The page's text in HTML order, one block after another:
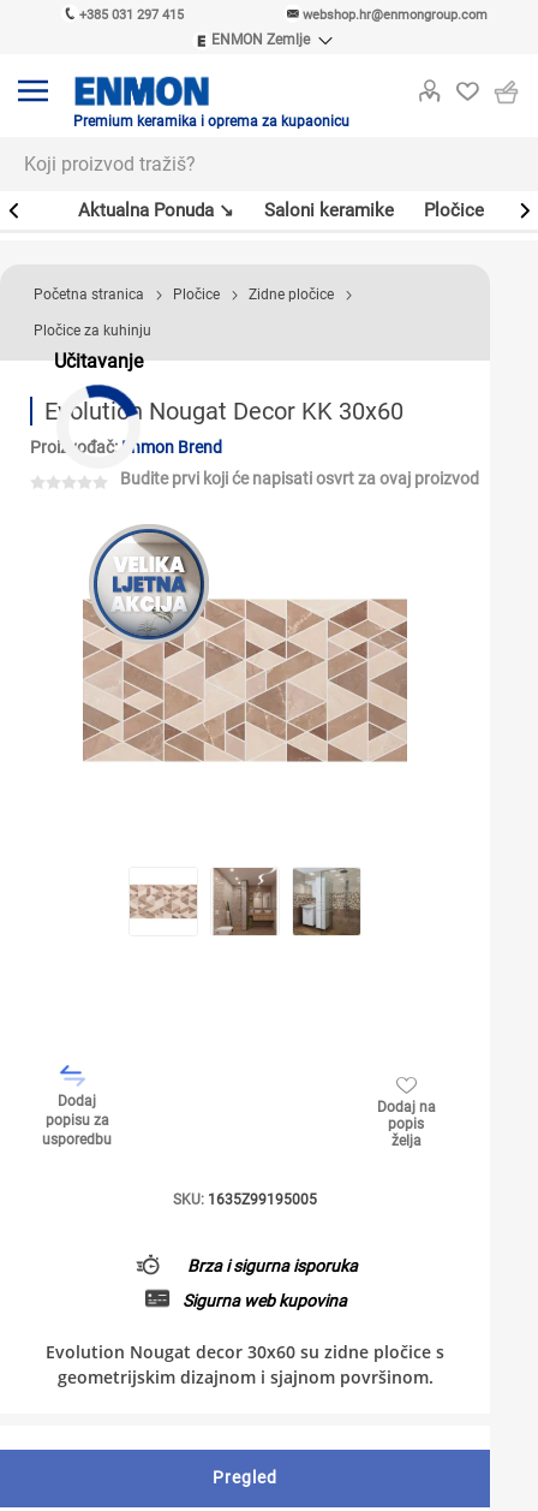
+385 031 297 415 webshop.hr@enmongroup.com
ENMON Zemlje
ENMON MKD
Premium keramika i oprema za kupaonicu
Aktualna Ponuda ↘ Saloni keramike Pločice
Učitavanje
Početna stranica Pločice Zidne pločice
Pločice za kuhinju
Evolution Nougat Decor KK 30x60
Proizvođač: Enmon Brend
Budite prvi koji će napisati osvrt za ovaj proizvod
Dodaj
popisu za
usporedbu
Dodaj na
popis
želja
SKU: 1635Z99195005
Brza i sigurna isporuka
Sigurna web kupovina
Evolution Nougat decor 30x60 su zidne pločice s
geometrijskim dizajnom i sjajnom površinom.
Pregled